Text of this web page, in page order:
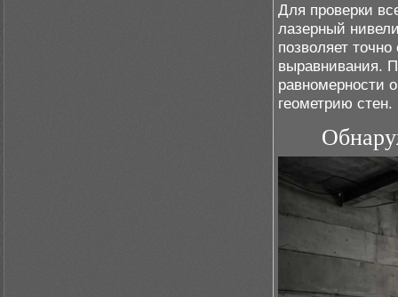
Для проверки
лазерный
позволяет
выравнивания.
равномерности
геометрию стен.